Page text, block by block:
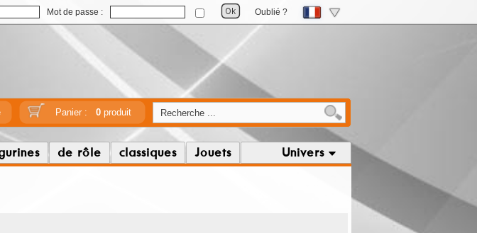
Mot de passe : Oublié ?
Panier : 0produit
de rôle classiques Jouets Univers